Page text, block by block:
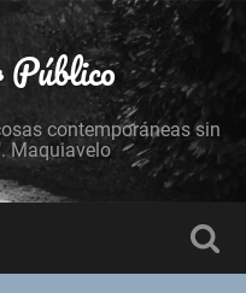
contemporáneas sin
Maquiavelo